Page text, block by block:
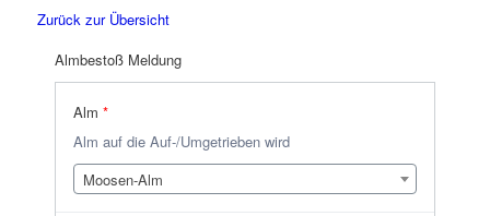
Zurück zur Übersicht
Almbestoß Meldung
Alm*
Alm auf die Auf-/Umgetrieben wird
Moosen-Alm